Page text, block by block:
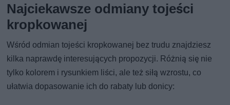
Najciekawsze odmiany tojeści
kropkowanej
Wśród odmian tojeści kropkowanej bez trudu znajdziesz
kilka naprawdę interesujących propozycji. Różnią się nie
tylko kolorem i rysunkiem liści, ale też siłą wzrostu, co
ułatwia dopasowanie ich do rabaty lub donicy: